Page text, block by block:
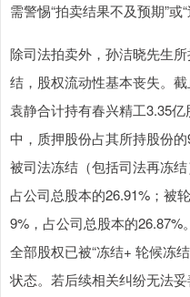
需警惕“拍卖结果不及预期”或
除司法拍卖外，孙洁晓先生
结，股权流动性基本丧失。
袁静合计持有春兴精工3.35
中，质押股份占其所持股份
被司法冻结（包括司法再冻
占公司总股本的26.91%；被
9%，占公司总股本的
全部股权已被“冻结+ 轮候冻
状态。若后续相关纠纷无法